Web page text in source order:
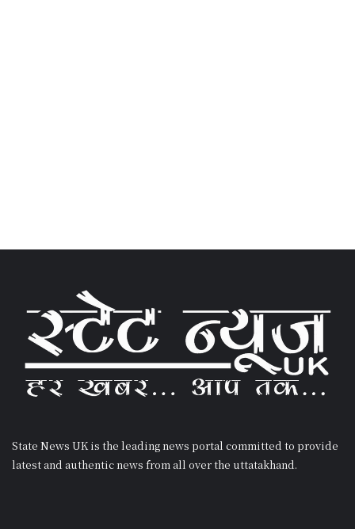
State News UK is the leading news portal committed to provide
latest and authentic news from all over the uttatakhand.